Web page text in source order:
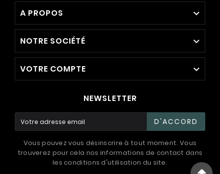
A PROPOS 
NOTRE SOCIÉTÉ 
VOTRE COMPTE 
NEWSLETTER
D'ACCORD
Vous pouvez vous désinscrire à tout moment. Vous
trouverez pour cela nos informations de contact dans
les conditions d'utilisation du site.